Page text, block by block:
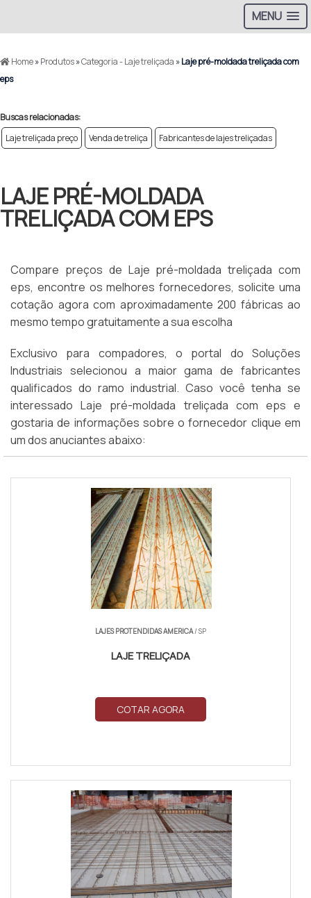
MENU
Home»Produtos»Categoria - Laje treliçada »Laje pré-moldada treliçada com
eps
Buscas relacionadas:
Laje treliçada preço
Venda de treliça Fabricantes de lajes treliçadas
LAJE PRÉ-MOLDADA
TRELIÇADA COM EPS
Compare preços de Laje pré-moldada treliçada com
eps, encontre os melhores fornecedores, solicite uma
cotação agora com aproximadamente 200 fábricas ao
mesmo tempo gratuitamente a sua escolha
Exclusivo para compadores, o portal do Soluções
Industriais selecionou a maior gama de fabricantes
qualificados do ramo industrial. Caso você tenha se
interessado Laje pré-moldada treliçada com eps e
gostaria de informações sobre o fornecedor clique em
um dos anuciantes abaixo:
LAJES PROTENDIDAS AMERICA/ SP
LAJE TRELIÇADA
COTAR AGORA